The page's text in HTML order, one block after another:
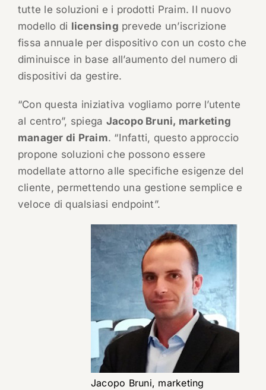
tutte le soluzioni e i prodotti Praim. Il nuovo
modello di licensing prevede un’iscrizione
fissa annuale per dispositivo con un costo che
diminuisce in base all’aumento del numero di
dispositivi da gestire.
“Con questa iniziativa vogliamo porre l’utente
al centro”, spiega Jacopo Bruni, marketing
manager di Praim. “Infatti, questo approccio
propone soluzioni che possono essere
modellate attorno alle specifiche esigenze del
cliente, permettendo una gestione semplice e
veloce di qualsiasi endpoint”.
Jacopo Bruni, marketing